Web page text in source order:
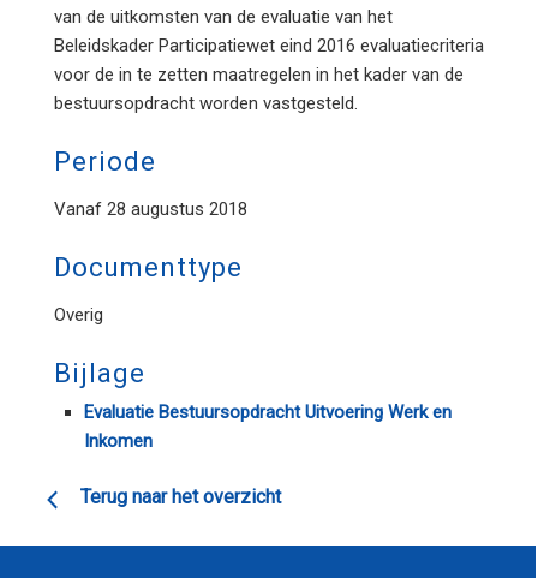
van de uitkomsten van de evaluatie van het
Beleidskader Participatiewet eind 2016 evaluatiecriteria
voor de in te zetten maatregelen in het kader van de
bestuursopdracht worden vastgesteld.
Periode
Vanaf 28 augustus 2018
Documenttype
Overig
Bijlage
Evaluatie Bestuursopdracht Uitvoering Werk en
Inkomen
Terug naar het overzicht